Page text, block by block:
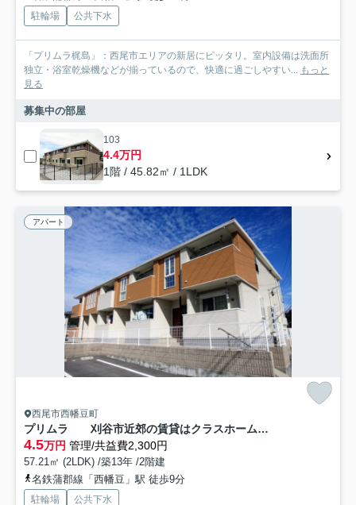
駐輪場 公共下水
「プリムラ梶島」：西尾市エリアの新居にピッタリ。室内設備は洗面所
独立・浴室乾燥機などが揃っているので、快適に過ごしやすい... もっと
見る
募集中の部屋
103
4.4万円
1階 / 45.82㎡ / 1LDK
アパート
西尾市西幡豆町
プリムラ 刈谷市近郊の賃貸はクラスホーム刈谷店
4.5万円 管理/共益費2,300円
57.21㎡ (2LDK) /築13年 /2階建
名鉄蒲郡線「西幡豆」駅 徒歩9分
駐輪場 公共下水